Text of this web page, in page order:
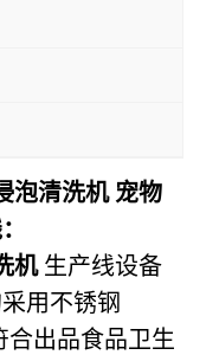
泡清洗机 宠物
机 生产线设备
用不锈钢
合出品食品卫生